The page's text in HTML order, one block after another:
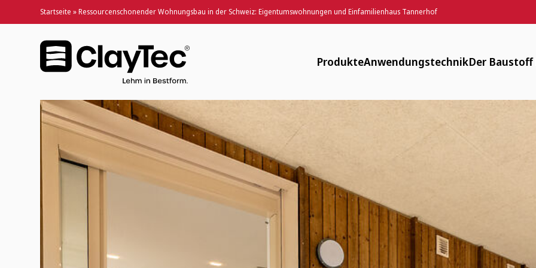
Startseite »Ressourcenschonender Wohnungsbau in der Schweiz: Eigentumswohnungen und Einfamilienhaus Tannerhof
Produkte
Designputz, Farbspachtel, Anstriche
Fachwerksanierung
Innendämmung
Mauerwerk und Stampflehm
Weitere Produkte
Anwendungstechnik
Downloads
Anwendungsvideos
Webinare
LV-Texte Lehmputze und weitere
Der Baustoff
Ressourcenschonender Wohnungsbau in der Schweiz: Eigentumswohnungen und Einfamilienhaus Tannerhof